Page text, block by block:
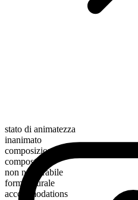
stato di animatezza
inanimato
composizione morfologica
composto
non numerabile
forma plurale
accommodations